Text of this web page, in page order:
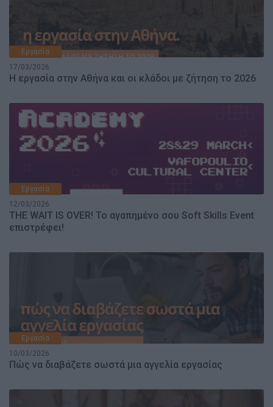
Εργασία
17/03/2026
Η εργασία στην Αθήνα και οι κλάδοι με ζήτηση το 2026
Εργασία
12/03/2026
THE WAIT IS OVER! Το αγαπημένο σου Soft Skills Event
επιστρέφει!
Εργασία
10/03/2026
Πώς να διαβάζετε σωστά μια αγγελία εργασίας